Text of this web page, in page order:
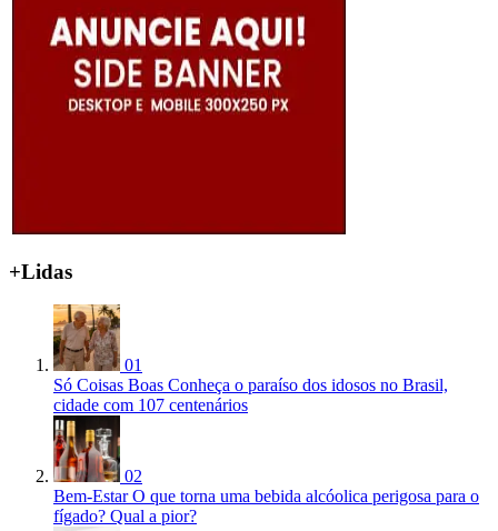
+Lidas
01
Só Coisas Boas Conheça o paraíso dos idosos no Brasil,
cidade com 107 centenários
02
Bem-Estar O que torna uma bebida alcóolica perigosa para o
fígado? Qual a pior?